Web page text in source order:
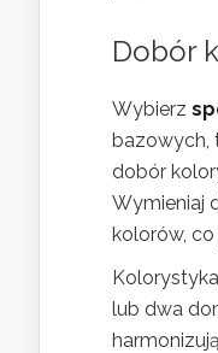
Dobór
Wybierz
bazowych,
dobór
Wymieniaj
kolorów,
lub dwa